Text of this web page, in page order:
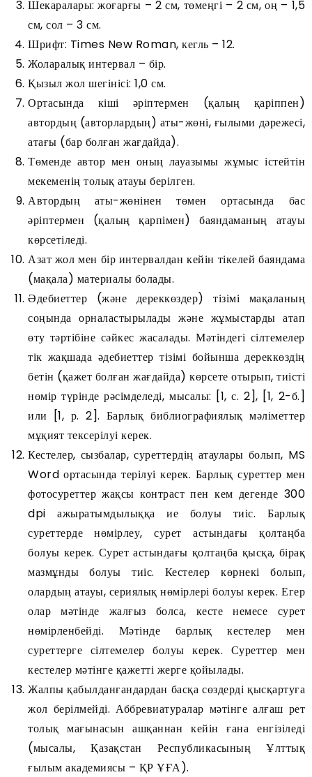
Шекаралары: жоғарғы – 2 см, төмеңгі – 2 см, оң – 1,5
см, сол – 3 см.
Шрифт: Times New Roman, кегль – 12.
Жоларалық интервал – бір.
Қызыл жол шегінісі: 1,0 см.
Ортасында кіші әріптермен (қалың қаріппен)
автордың (авторлардың) аты-жөні, ғылыми дәрежесі,
атағы (бар болған жағдайда).
Төменде автор мен оның лауазымы жұмыс істейтін
мекеменің толық атауы берілген.
Автордың аты-жөнінен төмен ортасында бас
әріптермен (қалың қарпімен) баяндаманың атауы
көрсетіледі.
Азат жол мен бір интервалдан кейін тікелей баяндама
(мақала) материалы болады.
Әдебиеттер (және дереккөздер) тізімі мақаланың
соңында орналастырылады және жұмыстарды атап
өту тәртібіне сәйкес жасалады. Мәтіндегі сілтемелер
тік жақшада әдебиеттер тізімі бойынша дереккөздің
бетін (қажет болған жағдайда) көрсете отырып, тиісті
нөмір түрінде рәсімделеді, мысалы: [1, с. 2], [1, 2-б.]
или [1, р. 2]. Барлық библиографиялық мәліметтер
мұқият тексерілуі керек.
Кестелер, сызбалар, суреттердің атаулары болып, MS
Word ортасында терілуі керек. Барлық суреттер мен
фотосуреттер жақсы контраст пен кем дегенде 300
dpi ажыратымдылыққа ие болуы тиіс. Барлық
суреттерде нөмірлеу, сурет астындағы қолтаңба
болуы керек. Сурет астындағы қолтаңба қысқа, бірақ
мазмұнды болуы тиіс. Кестелер көрнекі болып,
олардың атауы, сериялық нөмірлері болуы керек. Егер
олар мәтінде жалғыз болса, кесте немесе сурет
нөмірленбейді. Мәтінде барлық кестелер мен
суреттерге сілтемелер болуы керек. Суреттер мен
кестелер мәтінге қажетті жерге қойылады.
Жалпы қабылданғандардан басқа сөздерді қысқартуға
жол берілмейді. Аббревиатуралар мәтінге алғаш рет
толық мағынасын ашқаннан кейін ғана енгізіледі
(мысалы, Қазақстан Республикасының Ұлттық
ғылым академиясы – ҚР ҰҒА).